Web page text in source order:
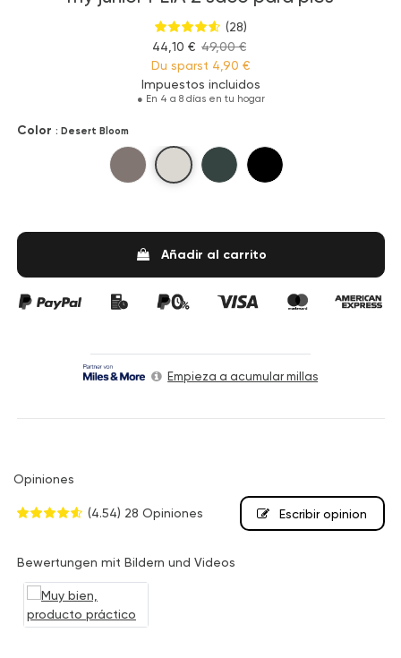
(28)
44,10 € 49,00 €
Du sparst 4,90 €
Impuestos incluidos
● En 4 a 8 días en tu hogar
Color : Desert Bloom
Hazel Desert BloomPine ForestInk Stone
Añadir al carrito
Empieza a acumular millas
Opiniones
(4.54) 28 Opiniones Escribir opinion
Bewertungen mit Bildern und Videos